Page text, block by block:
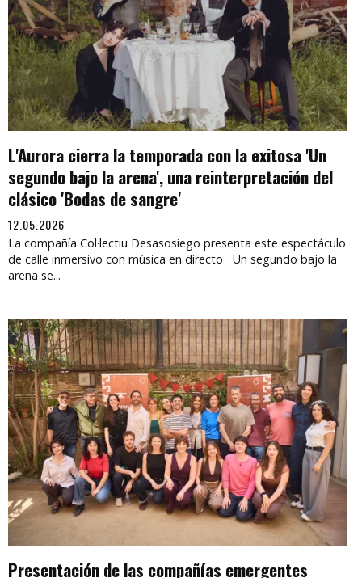
L'Aurora cierra la temporada con la exitosa 'Un
segundo bajo la arena', una reinterpretación del
clásico 'Bodas de sangre'
12.05.2026
La compañía Col·lectiu Desasosiego presenta este espectáculo
de calle inmersivo con música en directo Un segundo bajo la
arena se...
Presentación de las compañías emergentes